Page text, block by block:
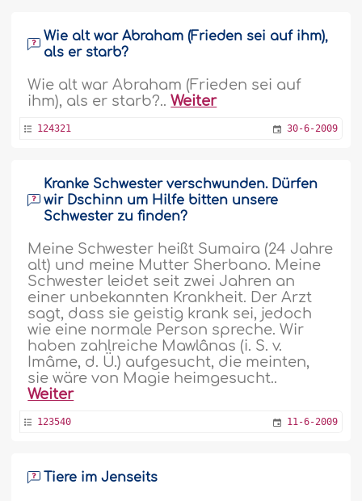
Wie alt war Abraham (Frieden sei auf ihm),
als er starb?
Wie alt war Abraham (Frieden sei auf
ihm), als er starb?..Weiter
124321 30-6-2009
Kranke Schwester verschwunden. Dürfen
wir Dschinn um Hilfe bitten unsere
Schwester zu finden?
Meine Schwester heißt Sumaira (24 Jahre
alt) und meine Mutter Sherbano. Meine
Schwester leidet seit zwei Jahren an
einer unbekannten Krankheit. Der Arzt
sagt, dass sie geistig krank sei, jedoch
wie eine normale Person spreche. Wir
haben zahlreiche Mawlânas (i. S. v.
Imâme, d. Ü.) aufgesucht, die meinten,
sie wäre von Magie heimgesucht..
Weiter
123540 11-6-2009
Tiere im Jenseits